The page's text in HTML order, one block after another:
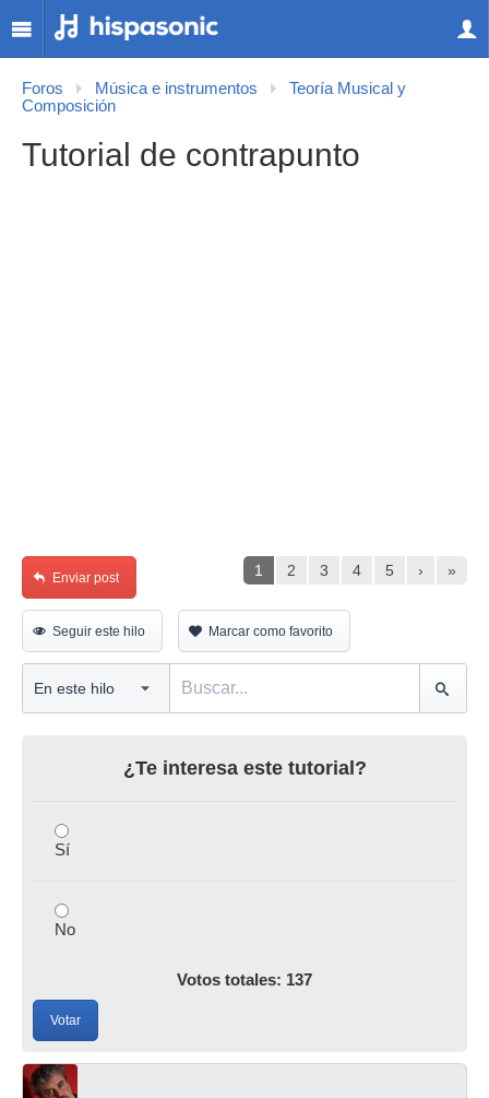
Foros Música e instrumentos
Teoría Musical y
Composición
Tutorial de contrapunto
1 2 3 4 5 › »
Enviar post
Seguir este hilo Marcar como favorito
¿Te interesa este tutorial?
Sí
No
Votos totales: 137
Votar